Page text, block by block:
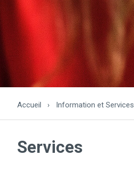
Accueil › Information et Services
Services